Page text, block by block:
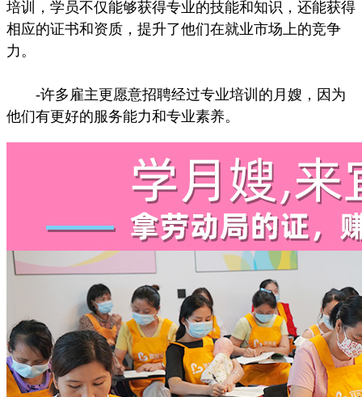
培训，学员不仅能够获得专业的技能和知识，还能获得
相应的证书和资质，提升了他们在就业市场上的竞争
力。
-许多雇主更愿意招聘经过专业培训的月嫂，因为
他们有更好的服务能力和专业素养。